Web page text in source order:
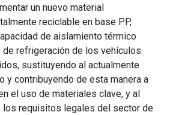
un nuevo material
reciclable en base PP,
de aislamiento térmico
de refrigeración de los vehículos
sustituyendo al actualmente
y contribuyendo de esta manera a
el uso de materiales clave, y al
los requisitos legales del sector de